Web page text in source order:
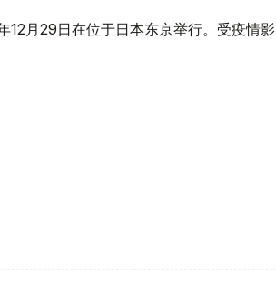
12月29日在位于日本东京举行。受疫情影